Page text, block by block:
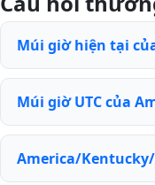
Múi giờ hiện tại
Múi giờ UTC của
America/